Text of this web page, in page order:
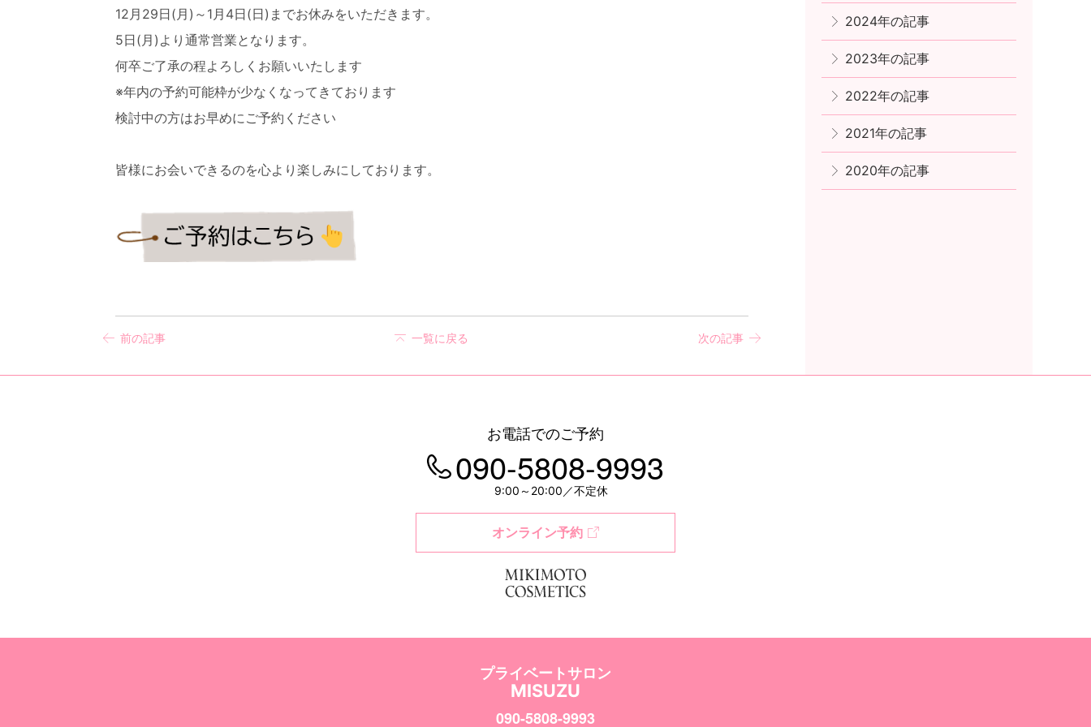
12月29日(月)～1月4日(日)までお休みをいただきます。
5日(月)より通常営業となります。
何卒ご了承の程よろしくお願いいたします
※年内の予約可能枠が少なくなってきております
検討中の方はお早めにご予約ください
皆様にお会いできるのを心より楽しみにしております。
前の記事 一覧に戻る 次の記事
2024年の記事
2023年の記事
2022年の記事
2021年の記事
2020年の記事
お電話でのご予約
090-5808-9993
9:00～20:00／不定休
オンライン予約
プライベートサロン
MISUZU
090-5808-9993